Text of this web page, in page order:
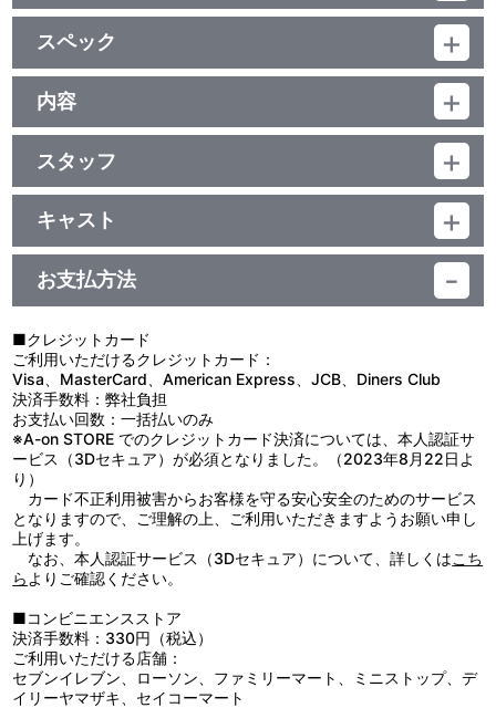
特典
■特典Disc
・2クール目オンライン先行上映会ダイジェスト映像
2021年3月28日にオンラインにて行われた先行上映会の映像を収
出演：斉藤壮馬（ウィリアム・ジェームズ・モリアーティ役）
古川 慎（シャーロック・ホームズ役）
小野友樹（ジョン・H・ワトソン役）
・ノンクレジットオープニング「TWISTED HEARTS」
・ノンクレジットエンディング「OMEGA」
・2クール目予告PV、本PV
特典
他、仕様
■キャラクターデザイン・大久保徹描き下ろしスリーブケース
■英語字幕付
スペック
品番：BCBA-5019
ジャンル：TVアニメ
本編Disc:71分＋特典Disc:69分
本編Disc：ﾄﾞﾙﾋﾞｰﾃﾞｼﾞﾀﾙ(ｽﾃﾚｵ)／片面1層／16:9(ｽｸｲｰｽﾞ)／ﾋﾞｽﾀｻｲｽﾞ
／英語字幕付(ON･OFF可能)
特典Disc：ﾄﾞﾙﾋﾞｰﾃﾞｼﾞﾀﾙ(ｽﾃﾚｵ)／片面1層／16:9(ｽｸｲｰｽﾞ)／ﾋﾞｽﾀｻｲｽﾞ
／カラー／確140分／8巻
内容
制作年度：2020年
【3話収録】
19世紀末。産業革命が進む中、着実に勢力を拡大し栄華を極めた
イギリス。しかし技術の進歩と発展とは裏腹に、古くから根付く階
級制度によって、人口の3％にも満たない貴族たちが国を支配して
いた。当たり前のように特権を享受する貴族。明日の暮らしもまま
ならないアンダークラス。人々は生まれながらに決められた階級に
縛られて生きている。
制度を打ち砕き、理想の国を作り上げるために動き出す。
■#13「大英帝国の醜聞 第ニ幕」
ウィリアムによる計画の元、アルバートはアイリーンを仮面舞踏
会に招く。会場では巷で話題の“犯罪卿”をテーマとした余興が開か
れていた。男装姿で現れたアイリーンは、余興を利用してアルバー
トに接触する。そして、文書と引き換えに、身の安全と文書を盗ん
だ罪を不問にするよう訴えるが…。
■#14「大英帝国の醜聞 第三幕」
シャーロックはアイリーンの交渉相手が政府ではなく犯罪卿であ
ることを見抜きつつも、交渉の場へ向かう彼女を見送った。アイリ
ーンは廃教会で犯罪卿との交渉を開始する。しかし、文書を渡そう
としたその時、別れを告げたはずのシャーロックが現れる。アイリ
■#15「ホワイトチャペルの亡霊 第一幕」
新しい名前を得て、モリアーティ陣営のメンバーとなったボン
ド。ウィリアムはそんなボンドと、モラン、ルイス、フレッドに、
銀行の貸金庫に預けた荷物を取ってくるよう指示する。しかし4人
が訪れた銀行が偶然にも強盗犯に占拠されてしまう。即座に自身の
スタッフ
#13 脚本：岸本 卓／絵コンテ：遠藤広隆／演出：重原克也／作画
監督：小谷杏子・新野量太
#14 脚本：岸本 卓／絵コンテ・演出・作画監督：奥野治男
#15 脚本：石井風花／絵コンテ：野村和也・加藤大貴／演出：加
藤大貴／作画監督：前田法華・藤元美典・吉田 和香子
連載）／監督：野村和也／シリーズ構成：雑破 業（1クール目）・
岸本 卓（2クール目）／キャラクターデザイン・総作画監督：大久
保 徹／色彩設計：野田採芳子／美術監督：谷岡善王(美峰) ／撮影監
督：田中宏侍・髙橋文花／3D監督：熊倉ちあき(IKIF+)／編集：植
松淳一／音響監督：はたしょう二／音楽：橘 麻美／アニメーション
制作：Production I.G／製作：憂国のモリアーティ製作委員会
キャスト
ウィリアム・ジェームズ・モリアーティ：斉藤壮馬／アルバート・
ジェームズ・モリアーティ：佐藤拓也／ルイス・ジェームズ・モリ
アーティ：小林千晃／セバスチャン・モラン：日野 聡／フレッド・
ド：日笠陽子／ジャック・レンフィールド：内田直哉／ザック・パ
ターソン：川島得愛／シャーロック・ホームズ：古川 慎／ジョン・
H・ワトソン：小野友樹／ミス・ハドソン：阿澄佳奈／ジョージ・
レストレード：小松史法／マイクロフト・ホームズ：安元洋貴
お支払方法
■クレジットカード
ご利用いただけるクレジットカード：
Visa、MasterCard、American Express、JCB、Diners Club
決済手数料：弊社負担
お支払い回数：一括払いのみ
※A-on STORE でのクレジットカード決済については、本人認証サ
ービス（3Dセキュア）が必須となりました。（2023年8月22日よ
り）
カード不正利用被害からお客様を守る安心安全のためのサービス
となりますので、ご理解の上、ご利用いただきますようお願い申し
上げます。
なお、本人認証サービス（3Dセキュア）について、詳しくはこち
ら よりご確認ください。
■コンビニエンスストア
決済手数料：330円（税込）
ご利用いただける店舗：
セブンイレブン、ローソン、ファミリーマート、ミニストップ、デ
イリーヤマザキ、セイコーマート